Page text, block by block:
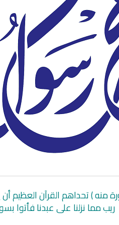
منه ) تحداهم القرآن العظيم
ريب مما نزلنا على عبدنا فأتوا
Shariah
at Peace When
Even If
It?